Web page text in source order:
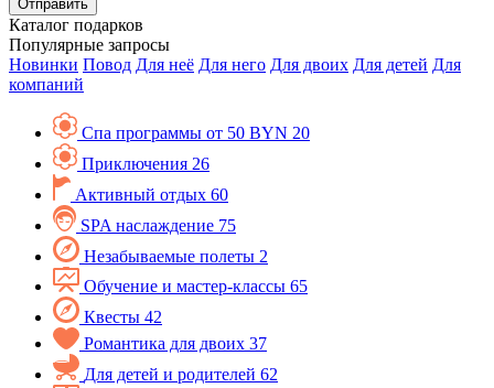
Каталог подарков
Популярные запросы
Новинки Повод Для неё Для него Для двоих Для детей Для
компаний
Спа программы от 50 BYN 20
Приключения 26
Активный отдых 60
SPA наслаждение 75
Незабываемые полеты 2
Обучение и мастер-классы 65
Квесты 42
Романтика для двоих 37
Для детей и родителей 62